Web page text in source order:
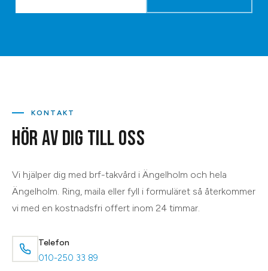
KONTAKT
HÖR AV DIG TILL OSS
Vi hjälper dig med brf-takvård i Ängelholm och hela
Ängelholm . Ring, maila eller fyll i formuläret så återkommer
vi med en kostnadsfri offert inom 24 timmar.
Telefon
010-250 33 89